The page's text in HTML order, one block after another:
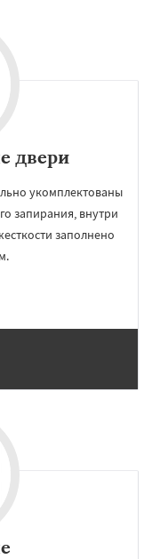
двери
укомплектованы
запирания, внутри
заполнено